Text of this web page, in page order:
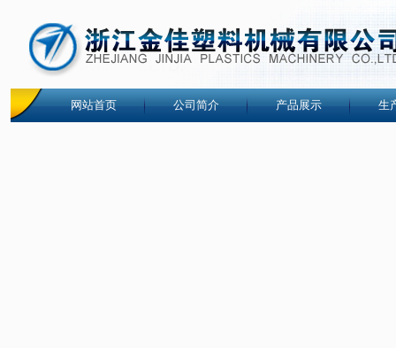
网站首页 公司简介 产品展示 生